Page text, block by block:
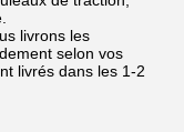
livrons les
selon vos
livrés dans les 1-2